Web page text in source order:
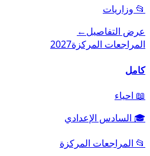
📂 وزاريات
عرض التفاصيل←
المراجعات المركزة2027
كامل
📖 احياء
🎓 السادس الإعدادي
📂 المراجعات المركزة